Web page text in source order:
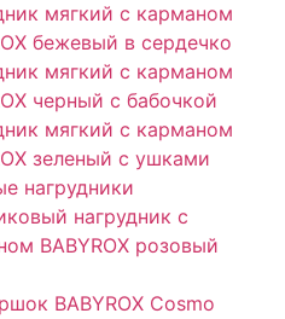
мягкий с карманом
бежевый в сердечко
мягкий с карманом
черный с бабочкой
мягкий с карманом
зеленый с ушками​
нагрудники
нагрудник с
BABYROX розовый
BABYROX Cosmo